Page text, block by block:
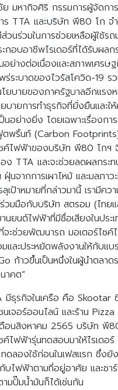
ย มหากิจศิริ กรรมการผู้จัดการ
ร TTA และบริษัท พี80 โก จำ
วนร่วมในการช่วยเหลือผู้ใช้ร
ะกอบอาชีพไรเดอร์ที่ได้รับผลก
ย่างต่อเนื่องและสภาพเศรษ
ร่ระบาดของไวรัสโควิด-19 ร
ยบายของภาครัฐบาลอีกแร
บายการทำธุรกิจที่ยั่งยืนและ
นอย่างยิ่ง โดยเฉพาะเรื่องก
พริ้นท์ (Carbon
ค์ไฟฟ้าของบริษัท พี80 โกฯ
ง TTA และจะช่วยลดผลกระ
ฝุ่นจากการเผาไหม้ และมลภาว
ลุเป้าหมายที่กล่าวมานี้ เรามีค
วมมือกับบริษัท สตรอม (ไทย
นยนต์ไฟฟ้าที่มีชื่อเสียงในประ
ะช่วยพัฒนารถ มอเตอร์ไซค์
และประหยัดพลังงานให้กับแ
ก้าวขึ้นเป็นหนึ่งในผู้นำตลาด
าคต”
ธุรกิจในเครือ คือ Skootar
ซนเจอร์ออนไลน์ และร้าน
อนสิงหาคม 2565 บริษัท พี
ค์ไฟฟ้ารุ่นทดสอบมาให้ไรเดอ
ดลองใช้ก่อนในเฟสแรก ซึ่งยัง
บไฟฟ้าตามที่อยู่อาศัย และชา
มปั๊มน้ำมันก็ได้เช่นกัน